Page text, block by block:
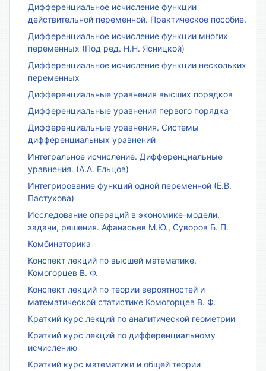
Дифференциальное исчисление функции
действительной переменной. Практическое пособие.
Дифференциальное исчисление функции многих
переменных (Под ред. Н.Н. Ясницкой)
Дифференциальное исчисление функции нескольких
переменных
Дифференциальные уравнения высших порядков
Дифференциальные уравнения первого порядка
Дифференциальные уравнения. Системы
дифференциальных уравнений
Интегральное исчисление. Дифференциальные
уравнения. (А.А. Ельцов)
Интегрирование функций одной переменной (Е.В.
Пастухова)
Исследование операций в экономике-модели,
задачи, решения. Афанасьев М.Ю., Суворов Б. П.
Комбинаторика
Конспект лекций по высшей математике.
Комогорцев В. Ф.
Конспект лекций по теории вероятностей и
математической статистике Комогорцев В. Ф.
Краткий курс лекций по аналитической геометрии
Краткий курс лекций по дифференциальному
исчислению
Краткий курс математики и общей теории